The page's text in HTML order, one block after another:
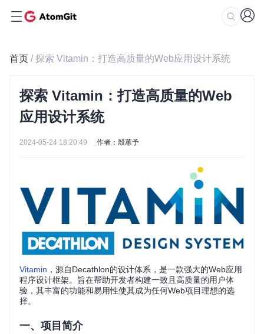
首页 / 探索 Vitamin：打造高质量的Web应用设计系统
探索 Vitamin：打造高质量的Web
应用设计系统
2024-05-24 18:20:49 作者：殷蕙予
Vitamin ，源自Decathlon的设计体系，是一款强大的Web应用
程序设计框架。旨在帮助开发者构建一致且高质量的用户体
验，其丰富的功能和易用性使其成为任何Web项目理想的选
择。
一、项目简介